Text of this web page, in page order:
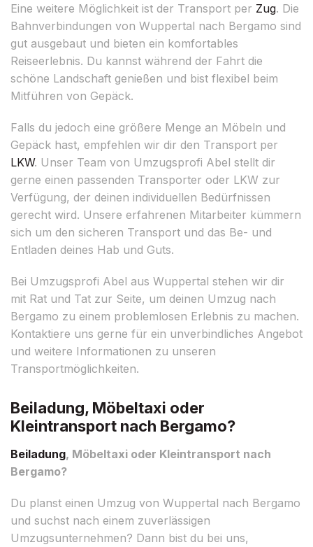
Eine weitere Möglichkeit ist der Transport per Zug. Die
Bahnverbindungen von Wuppertal nach Bergamo sind
gut ausgebaut und bieten ein komfortables
Reiseerlebnis. Du kannst während der Fahrt die
schöne Landschaft genießen und bist flexibel beim
Mitführen von Gepäck.
Falls du jedoch eine größere Menge an Möbeln und
Gepäck hast, empfehlen wir dir den Transport per
LKW. Unser Team von Umzugsprofi Abel stellt dir
gerne einen passenden Transporter oder LKW zur
Verfügung, der deinen individuellen Bedürfnissen
gerecht wird. Unsere erfahrenen Mitarbeiter kümmern
sich um den sicheren Transport und das Be- und
Entladen deines Hab und Guts.
Bei Umzugsprofi Abel aus Wuppertal stehen wir dir
mit Rat und Tat zur Seite, um deinen Umzug nach
Bergamo zu einem problemlosen Erlebnis zu machen.
Kontaktiere uns gerne für ein unverbindliches Angebot
und weitere Informationen zu unseren
Transportmöglichkeiten.
Beiladung, Möbeltaxi oder
Kleintransport nach Bergamo?
Beiladung, Möbeltaxi oder Kleintransport nach
Bergamo?
Du planst einen Umzug von Wuppertal nach Bergamo
und suchst nach einem zuverlässigen
Umzugsunternehmen? Dann bist du bei uns,